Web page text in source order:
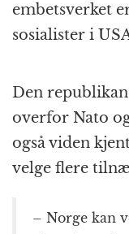
embetsverket
sosialister i
Den
overfor Nato
også viden
velge flere
– Norge kan